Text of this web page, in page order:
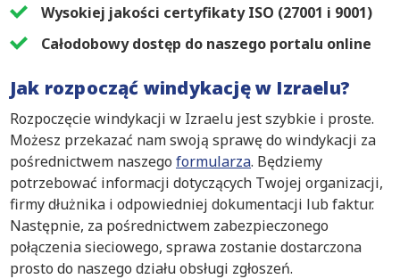
Wysokiej jakości certyfikaty ISO (27001 i 9001)
Całodobowy dostęp do naszego portalu online
Jak rozpocząć windykację w Izraelu?
Rozpoczęcie windykacji w Izraelu jest szybkie i proste.
Możesz przekazać nam swoją sprawę do windykacji za
pośrednictwem naszego formularza. Będziemy
potrzebować informacji dotyczących Twojej organizacji,
firmy dłużnika i odpowiedniej dokumentacji lub faktur.
Następnie, za pośrednictwem zabezpieczonego
połączenia sieciowego, sprawa zostanie dostarczona
prosto do naszego działu obsługi zgłoszeń.